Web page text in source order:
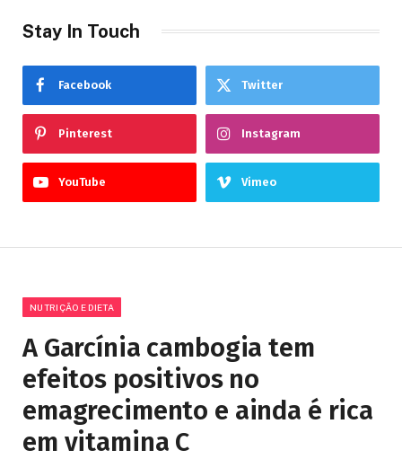
Stay In Touch
Facebook Twitter
Pinterest Instagram
YouTube Vimeo
NUTRIÇÃO E DIETA
A Garcínia cambogia tem
efeitos positivos no
emagrecimento e ainda é rica
em vitamina C